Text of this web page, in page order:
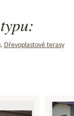
, Dřevoplastové terasy